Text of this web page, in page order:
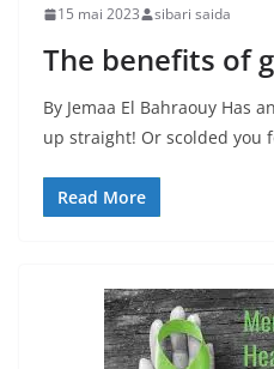
15 mai 2023 sibari saida
The benefits of
By Jemaa El Bahraouy Has
up straight! Or scolded you
Read More